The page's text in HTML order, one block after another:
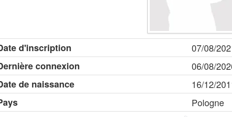
d'inscription
07/08/
connexion
06/08/
de naissance
16/12/
Pologne